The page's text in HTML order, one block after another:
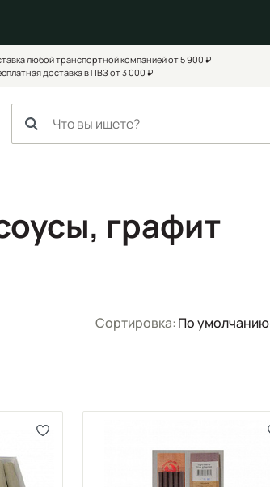
любой транспортной компанией от 5 900 ₽
доставка в ПВЗ от 3 000 ₽
графит
Сортировка:По умолчанию